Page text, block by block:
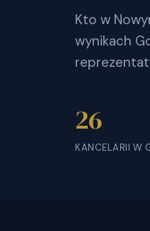
Kto w
wynikach
26
KANCELARII W